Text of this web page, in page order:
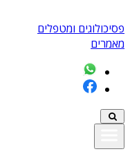
פסיכולוגים ומטפלים
מאמרים